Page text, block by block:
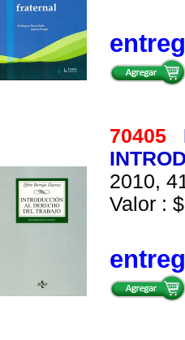
70405
2010,
Valor :